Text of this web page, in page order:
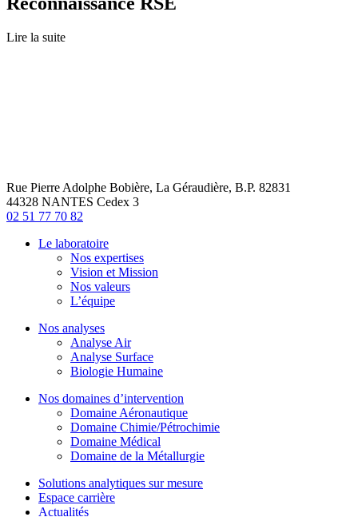
Lire la suite
Rue Pierre Adolphe Bobière, La Géraudière, B.P. 82831
44328 NANTES Cedex 3
02 51 77 70 82
Le laboratoire
Nos expertises
Vision et Mission
Nos valeurs
L’équipe
Nos analyses
Analyse Air
Analyse Surface
Biologie Humaine
Nos domaines d’intervention
Domaine Aéronautique
Domaine Chimie/Pétrochimie
Domaine Médical
Domaine de la Métallurgie
Solutions analytiques sur mesure
Espace carrière
Actualités